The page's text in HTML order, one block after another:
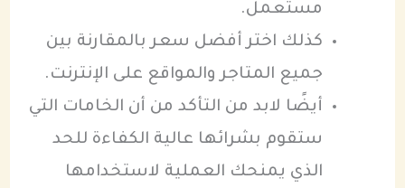
مستعمل.
كذلك اختر أفضل سعر بالمقارنة بين
جميع المتاجر والمواقع على الإنترنت.
أيضًا لابد من التأكد من أن الخامات التي
ستقوم بشرائها عالية الكفاءة للحد
الذي يمنحك العملية لاستخدامها